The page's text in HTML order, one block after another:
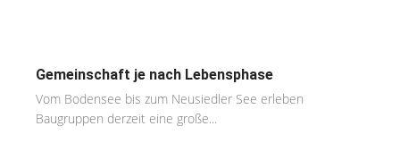
Gemeinschaft je nach Lebensphase
Vom Bodensee bis zum Neusiedler See erleben
Baugruppen derzeit eine große...